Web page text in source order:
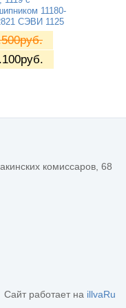
11180-
СЭВИ 1125
руб.
руб.
комиссаров, 68
Сайт работает на illvaRu